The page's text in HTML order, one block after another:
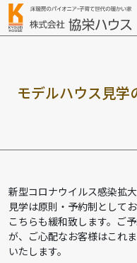
モデルハウス見学
新型コロナウイルス感染拡
見学は原則・予約制として
こちらも緩和致します。ご
が、ご心配なお客様はこれ
いたします。